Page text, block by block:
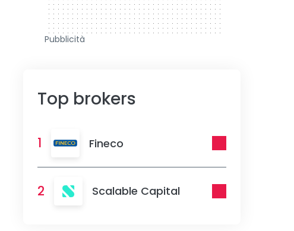
Pubblicità
Top brokers
1 Fineco
2 Scalable Capital